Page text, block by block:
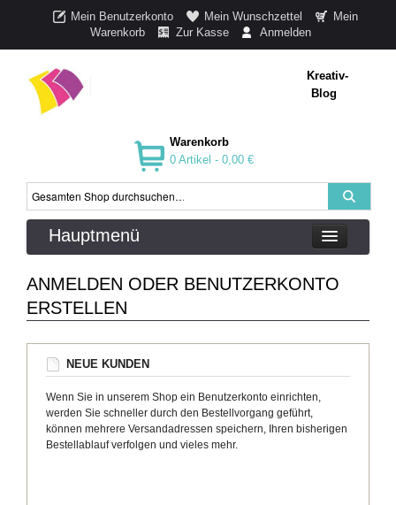
Mein Benutzerkonto Mein Wunschzettel
Mein
Warenkorb
Zur Kasse Anmelden
Kreativ-
Blog
Warenkorb
0 Artikel - 0,00 €
Hauptmenü
ANMELDEN ODER BENUTZERKONTO
ERSTELLEN
NEUE KUNDEN
Wenn Sie in unserem Shop ein Benutzerkonto einrichten,
werden Sie schneller durch den Bestellvorgang geführt,
können mehrere Versandadressen speichern, Ihren bisherigen
Bestellablauf verfolgen und vieles mehr.